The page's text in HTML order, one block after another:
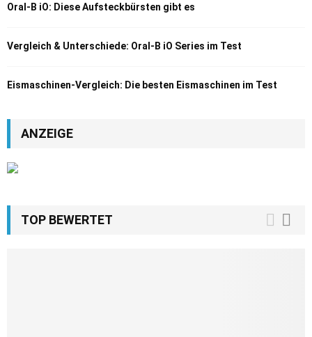
Oral-B iO: Diese Aufsteckbürsten gibt es
Vergleich & Unterschiede: Oral-B iO Series im Test
Eismaschinen-Vergleich: Die besten Eismaschinen im Test
ANZEIGE
TOP BEWERTET